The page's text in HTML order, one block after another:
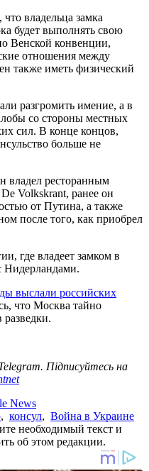
владельца замка
будет выполнять свою
Венской конвенции,
отношения между
также иметь физический
разгромить имение, а в
со стороны местных
сил. В конце концов,
больше не
владел ресторанным
Volkskrant, ранее он
от Путина, а также
после того, как приобрел
где владеет замком в
Нидерландами.
выслали российских
что Москва тайно
Підписуйтесь на
News
, консул, Война в Украине
необходимый текст и
об этом редакции.